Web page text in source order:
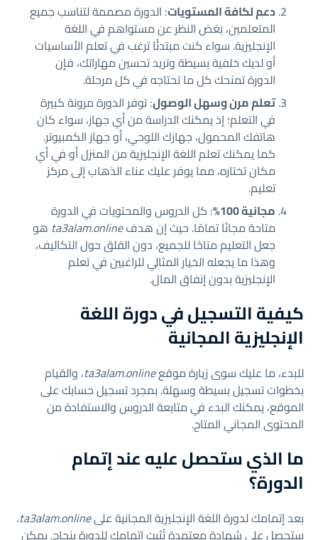
دعم لكافة المستويات: الدورة مصممة لتناسب جميع
المتعلمين، بغض النظر عن مستواهم في اللغة
الإنجليزية. سواء كنت مبتدئًا ترغب في تعلم الأساسيات
أو لديك خلفية بسيطة وتريد تحسين مهاراتك، فإن
الدورة تمنحك كل ما تحتاجه في كل مرحلة.
تعلم مرن وسهل الوصول: توفر الدورة مرونة كبيرة
في التعلم؛ إذ يمكنك الدراسة من أي جهاز، سواء كان
هاتفك المحمول، جهازك اللوحي، أو جهاز الكمبيوتر.
كما يمكنك تعلم اللغة الإنجليزية من المنزل أو في أي
مكان تختاره، مما يوفر عليك عناء الذهاب إلى مركز
تعليم.
مجانية 100%
: كل الدروس والمحتويات في الدورة
متاحة مجانًا تمامًا. حيث إن هدفta3alam.online هو
جعل التعليم متاحًا للجميع، دون القلق حول التكاليف،
وهذا ما يجعله الخيار المثالي للراغبين في تعلم
الإنجليزية بدون إنفاق المال.
كيفية التسجيل في دورة اللغة
الإنجليزية المجانية
للبدء، ما عليك سوى زيارة موقعta3alam.online، والقيام
بخطوات تسجيل بسيطة وسهلة. بمجرد تسجيل حسابك على
الموقع، يمكنك البدء في متابعة الدروس والاستفادة من
المحتوى المجاني المتاح.
ما الذي ستحصل عليه عند إتمام
الدورة؟
بعد إتمامك لدورة اللغة الإنجليزية المجانية علىta3alam.online،
ستحصل على شهادة معتمدة تُثبت إتمامك للدورة بنجاح. يمكن